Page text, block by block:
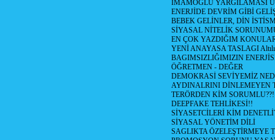
İMAMOĞLU YARGILAMASI
ENERJİDE DEVRİM GİBİ
BEBEK GELİNLER, DİN
SİYASAL NİTELİK
EN ÇOK YAZDIĞIM
YENİ ANAYASA TASLAGI Altılı
BAGIMSIZLIĞIMIZIN
ÖĞRETMEN - DEĞER
DEMOKRASİ SEVİYEMİZ
AYDINALRINI DİNLEMEYEN
TERÖRDEN KİM
DEEPFAKE TEHLİKESİ!!
SİYASETCİLERİ KİM
SİYASAL YÖNETİM DİLİ
SAGLIKTA ÖZELEŞTİRMEYE